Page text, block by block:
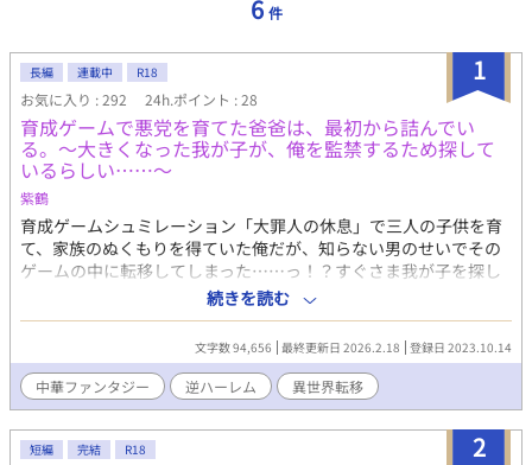
6 件
1
長編 連載中 R18
お気に入り : 292 24h.ポイント : 28
育成ゲームで悪党を育てた爸爸は、最初から詰んでい
る。～大きくなった我が子が、俺を監禁するため探して
いるらしい……～
紫鶴
育成ゲームシュミレーション「大罪人の休息」で三人の子供を育
て、家族のぬくもりを得ていた俺だが、知らない男のせいでその
ゲームの中に転移してしまった……っ！？すぐさま我が子を探し
に行きたいが、何故か知らぬ間に妖怪退治をする道士として宮廷
直属の組織『映月』に属することに！！その上、そこで大きくな
った我が子と再会したのだが、どうやら彼らは俺を見つけ次第監
禁しようと目論んでいるようで……。ばれたら終わる。だから俺
は爸爸（パパ）だと気付かれないように彼らを見守ることにした
のだが、監禁されて終わるかも。我が子といえど、怖いものは怖
い！！誰か俺を助けてくれ！！ ムーンライトノベルズにも連載中
続きを読む
文字数 94,656 最終更新日 2026.2.18 登録日 2023.10.14
中華ファンタジー 逆ハーレム 異世界転移
2
短編 完結 R18